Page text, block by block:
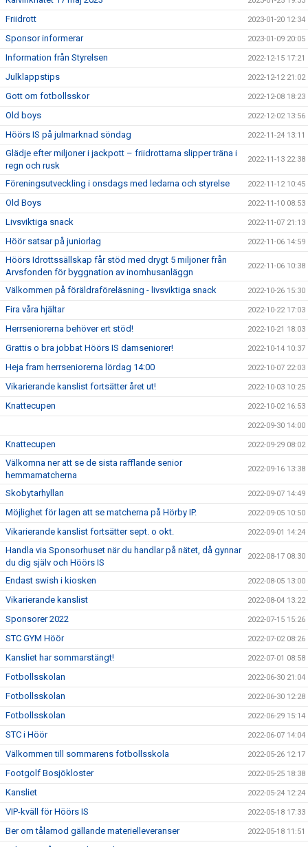
Friidrott 2023-01-20 12:34
Sponsor informerar 2023-01-09 20:05
Information från Styrelsen 2022-12-15 17:21
Julklappstips 2022-12-12 21:02
Gott om fotbollsskor 2022-12-08 18:23
Old boys 2022-12-02 13:56
Höörs IS på julmarknad söndag 2022-11-24 13:11
Glädje efter miljoner i jackpott – friidrottarna slipper träna i
regn och rusk
2022-11-13 22:38
Föreningsutveckling i onsdags med ledarna och styrelse 2022-11-12 10:45
Old Boys 2022-11-10 08:53
Livsviktiga snack 2022-11-07 21:13
Höör satsar på juniorlag 2022-11-06 14:59
Höörs Idrottssällskap får stöd med drygt 5 miljoner från
Arvsfonden för byggnation av inomhusanläggn
2022-11-06 10:38
Välkommen på föräldraföreläsning - livsviktiga snack 2022-10-26 15:30
Fira våra hjältar 2022-10-22 17:03
Herrseniorerna behöver ert stöd! 2022-10-21 18:03
Grattis o bra jobbat Höörs IS damseniorer! 2022-10-14 10:37
Heja fram herrseniorerna lördag 14:00 2022-10-07 22:03
Vikarierande kanslist fortsätter året ut! 2022-10-03 10:25
Knattecupen 2022-10-02 16:53
2022-09-30 14:00
Knattecupen 2022-09-29 08:02
Välkomna ner att se de sista rafflande senior
hemmamatcherna
2022-09-16 13:38
Skobytarhyllan 2022-09-07 14:49
Möjlighet för lagen att se matcherna på Hörby IP. 2022-09-05 10:50
Vikarierande kanslist fortsätter sept. o okt. 2022-09-01 14:24
Handla via Sponsorhuset när du handlar på nätet, då gynnar
du dig själv och Höörs IS
2022-08-17 08:30
Endast swish i kiosken 2022-08-05 13:00
Vikarierande kanslist 2022-08-04 13:22
Sponsorer 2022 2022-07-15 15:26
STC GYM Höör 2022-07-02 08:26
Kansliet har sommarstängt! 2022-07-01 08:58
Fotbollsskolan 2022-06-30 21:04
Fotbollsskolan 2022-06-30 12:28
Fotbollsskolan 2022-06-29 15:14
STC i Höör 2022-06-07 14:04
Välkommen till sommarens fotbollsskola 2022-05-26 12:17
Footgolf Bosjökloster 2022-05-25 18:38
Kansliet 2022-05-24 12:24
VIP-kväll för Höörs IS 2022-05-18 17:33
Ber om tålamod gällande materielleveranser 2022-05-18 11:51